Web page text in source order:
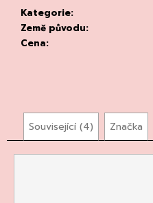
Kategorie:
Země původu:
Cena:
Související (4) Značka
m
e
RIESLING
2023,